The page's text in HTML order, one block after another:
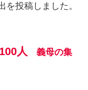
投稿しました。
人
義母の集